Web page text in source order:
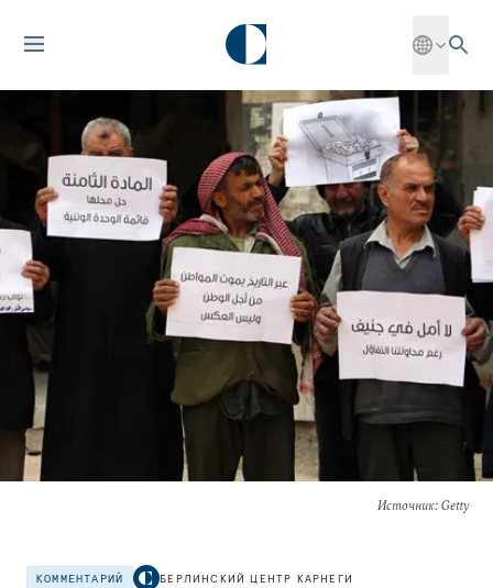
Источник: Getty
КОММЕНТАРИЙ БЕРЛИНСКИЙ ЦЕНТР КАРНЕГИ